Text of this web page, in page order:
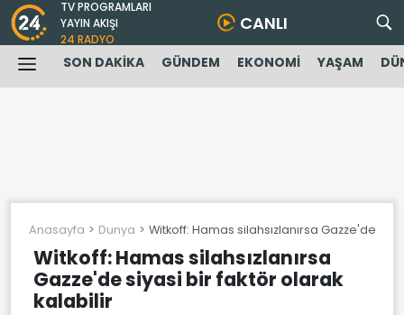
TV PROGRAMLARI
YAYIN AKIŞI
24 RADYO
CANLI
SON DAKİKA GÜNDEM EKONOMİ YAŞAM
Anasayfa Dunya Witkoff: Hamas silahsızlanırsa Gazze'de
Witkoff: Hamas silahsızlanırsa
Gazze'de siyasi bir faktör olarak
kalabilir